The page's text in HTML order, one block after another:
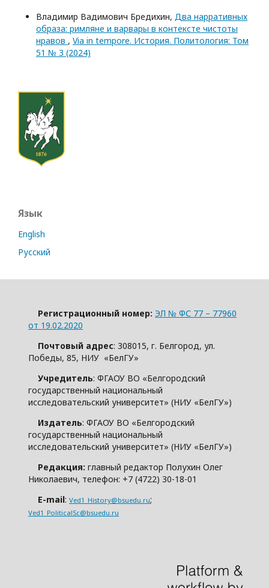
Владимир Вадимович Бредихин, Два нарративных
образа: римляне и варвары в контексте чистоты
нравов , Via in tempore. История. Политология: Том
51 № 3 (2024)
Язык
English
Русский
Регистрационный номер: ЭЛ № ФС 77 – 77960
от 19.02.2020
Почтовый адрес: 308015, г. Белгород, ул.
Победы, 85, НИУ «БелГУ»
Учредитель: ФГАОУ ВО «Белгородский
государственный национальный
исследовательский университет» (НИУ «БелГУ»)
Издатель: ФГАОУ ВО «Белгородский
государственный национальный
исследовательский университет» (НИУ «БелГУ»)
Редакция: главный редактор Полухин Олег
Николаевич, телефон: +7 (4722) 30-18-01
E-mail: Ved1_History@bsuedu.ru;
Ved1_PoliticalSc@bsuedu.ru